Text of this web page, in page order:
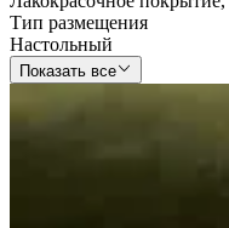
Тип размещения
Настольный
Показать все